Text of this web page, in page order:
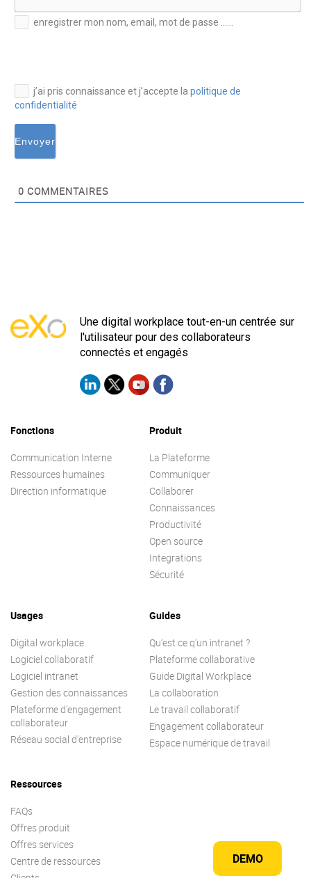
DEMO
E-
mail*
enregistrer mon nom, email, mot de passe ......
j’ai pris connaissance et j’accepte la politique de
confidentialité
0 COMMENTAIRES
Une digital workplace tout-en-un centrée sur
l'utilisateur pour des collaborateurs
connectés et engagés
Fonctions
Communication Interne
Ressources humaines
Direction informatique
Produit
La Plateforme
Communiquer
Collaborer
Connaissances
Productivité
Open source
Integrations
Sécurité
Usages
Digital workplace
Logiciel collaboratif
Logiciel intranet
Gestion des connaissances
Plateforme d’engagement
collaborateur
Réseau social d’entreprise
Guides
Qu’est ce q’un intranet ?
Plateforme collaborative
Guide Digital Workplace
La collaboration
Le travail collaboratif
Engagement collaborateur
Espace numérique de travail
Ressources
FAQs
Offres produit
Offres services
Centre de ressources